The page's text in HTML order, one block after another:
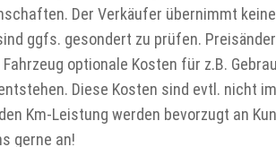
Der Verkäufer übernimmt
ggfs. gesondert zu prüfen.
optionale Kosten für z.B.
Diese Kosten sind evtl. nicht
Km-Leistung werden bevorzugt an
gerne an!